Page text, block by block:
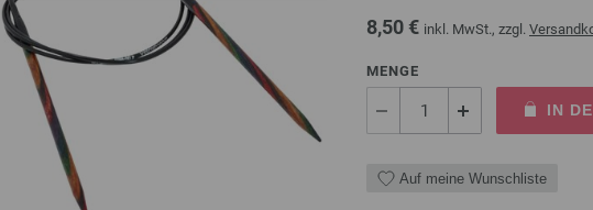
8,50 € inkl. MwSt., zzgl.
MENGE
IN
Auf meine Wunschliste